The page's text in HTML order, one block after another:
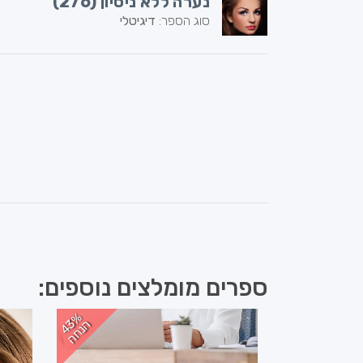
סוג הספר: דיגיטלי
ספרים מומלצים נוספים:
4
3
%
ה
נ
ח
ה